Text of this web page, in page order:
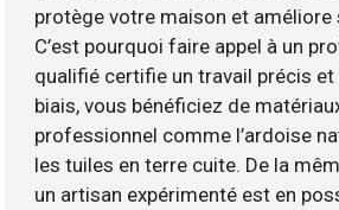
protège votre maison et améliore
C’est pourquoi faire appel à un
qualifié certifie un travail précis et
biais, vous bénéficiez de
professionnel comme l’ardoise
les tuiles en terre cuite. De la
un artisan expérimenté est en